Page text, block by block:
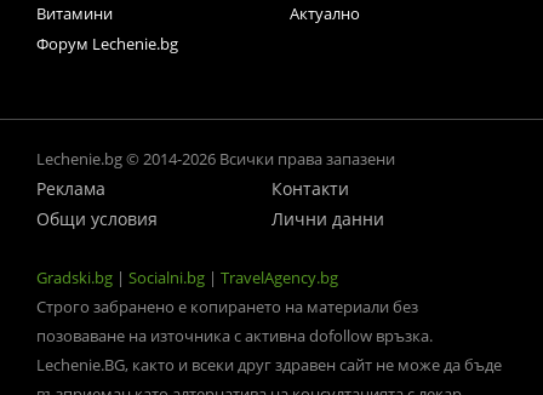
Витамини
Актуално
Форум Lechenie.bg
Lechenie.bg © 2014-2026 Всички права запазени
Реклама
Контакти
Общи условия
Лични данни
Gradski.bg | Socialni.bg | TravelAgency.bg
Строго забранено е копирането на материали без
позоваване на източника с активна dofollow връзка.
Lechenie.BG, както и всеки друг здравен сайт не може да бъде